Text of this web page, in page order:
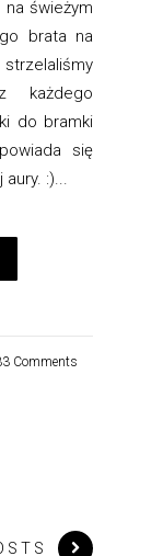
świeżym
brata na
każdego
do bramki
się
:)...
Comments